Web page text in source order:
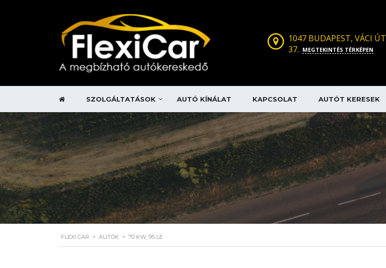
1047 BUDAPEST, VÁCI ÚT
37. MEGTEKINTÉS TÉRKÉPEN
SZOLGÁLTATÁSOK AUTÓ KÍNÁLAT KAPCSOLAT AUTÓT KERESEK
FLEXI CAR > AUTÓK > 70 KW, 95 LE